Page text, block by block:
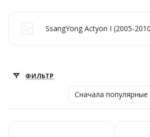
SsangYong Actyon I (2005-
ФИЛЬТР
Сначала популярные